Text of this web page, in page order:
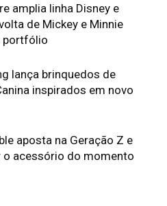
amplia linha Disney e
de Mickey e Minnie
portfólio
lança brinquedos de
inspirados em novo
aposta na Geração Z e
o acessório do momento